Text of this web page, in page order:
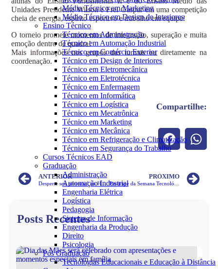
Médio Técnico em Marketing
Médio Técnico em Design de Interiores
Ensino Técnico
Técnico em Administração
Técnico em Automação Industrial
Técnico em Comércio Exterior
Técnico em Design de Interiores
Técnico em Eletromecânica
Técnico em Eletrotécnica
Técnico em Enfermagem
Técnico em Informática
Técnico em Logística
Técnico em Mecatrônica
Técnico em Marketing
Técnico em Mecânica
Técnico em Refrigeração e Climatização
Técnico em Segurança do Trabalho
Cursos Técnicos EAD
Graduação
Administração
Automação Industrial
Engenharia Elétrica
Logística
Pedagogia
Sistema de Informação
Engenharia da Produção
Direito
Psicologia
Pós Graduação
Tecnologias Educacionais e Educação à Distância
Unidades Presidente Wilson e Frei Gaspar em uma competição
cheia de energia, espírito esportivo e trabalho em equipe!
O torneio promete momentos de integração, superação e muita
emoção dentro de quadra!
Mais informações nos grupos das turmas ou diretamente na
coordenação.
Compartilhe:
ANTERIOR
Desperte seu potencial no Hackathon Fortec
PRÓXIMO
Posts Recentes